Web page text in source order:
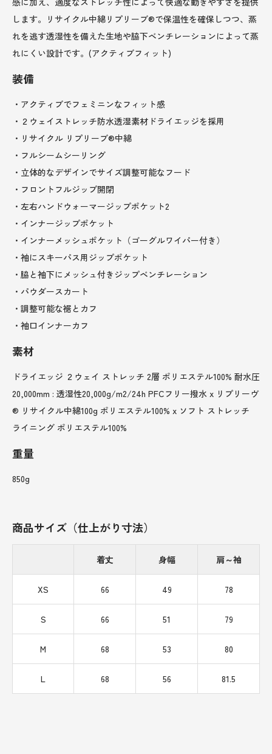
します。リサイクル中綿リプリーブ®で保温性を確保しつつ、蒸
れを逃す透湿性を備えた生地や脇下ベンチレーションによって蒸
れにくい設計です。(アクティブフィット)
装備
・アクティブでフェミニンなフィット感
・２ウェイストレッチ防水透湿素材ドライエッジを採用
・リサイクル リプリーブ®中綿
・フルシームシーリング
・立体的なデザインでサイズ調整可能なフード
・フロントフルジップ開閉
・左右ハンドウォーマージップポケット2
・インナージップポケット
・インナーメッシュポケット（ゴーグルワイパー付き）
・袖にスキーパス用ジップポケット
・脇と袖下にメッシュ付きジップベンチレーション
・パウダースカート
・調整可能な裾とカフ
・袖口インナーカフ
素材
ドライエッジ ２ウェイ ストレッチ 2層 ポリエステル100% 耐水圧
20,000mm : 透湿性20,000g/m2/24h PFCフリー撥水 x リプリーヴ
® リサイクル中綿100g ポリエステル100% x ソフト ストレッチ
ライニング ポリエステル100%
重量
850g
商品サイズ（仕上がり寸法）
着丈 身幅 肩～袖
XS 66 49 78
S 66 51 79
M 68 53 80
L 68 56 81.5